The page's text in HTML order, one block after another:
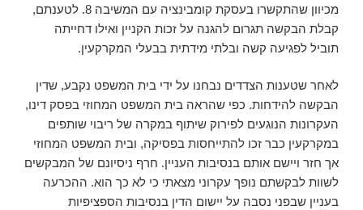
מכיוון שהתקשרו בעסקת קומבינציה עם המשיבה 8. לטענתם,
קבלת הבקשה תגרום להגנה על זכות הקניין ואילו דחייתה
תוביל לפגיעה קשה ובלתי מידתית בבעלי המקרקעין.
לאחר שטענות הצדדים נבחנו על ידי בית המשפט נקבע, שדין
הבקשה להידחות. כפי שהראה בית המשפט המחוזי בפסק דינו,
העקרונות הנוגעים לפירוק שיתוף במקרה של ריבוי שותפים
במקרקעין כבר זכו להתייחסות בפסיקה, ובית המשפט המחוזי
אך חזר ויישם אותם בנסיבות העניין. חרף ניסיונם של המבקשים
לשוות לבקשתם נופך עקרוני מצאתי כי לא כך הוא. ההכרעה
בעניין שבפני נסבה על יישום הדין בנסיבות הספציפיות